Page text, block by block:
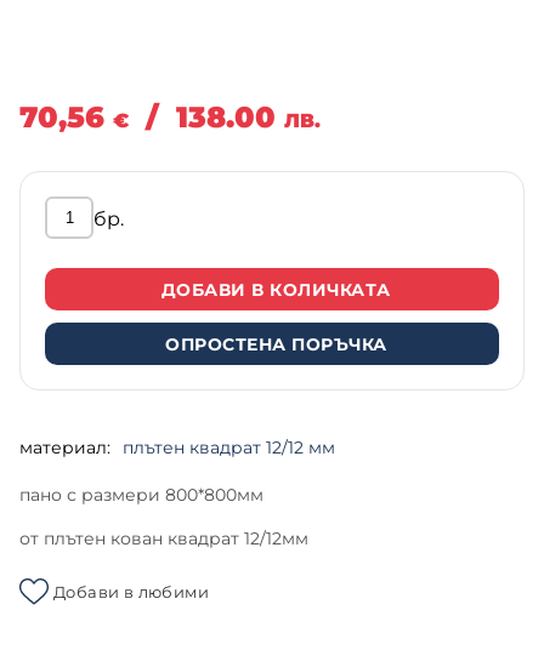
70,56 € / 138.00 ЛВ.
бр.
ДОБАВИ В КОЛИЧКАТА
ОПРОСТЕНА ПОРЪЧКА
материал: плътен квадрат 12/12 мм
пано с размери 800*800мм
от плътен кован квадрат 12/12мм
Добави в любими